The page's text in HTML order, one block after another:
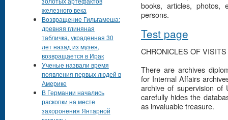
books, articles, photos,
persons.
Test page
CHRONICLES OF
There are archives
for Internal Affairs
archive of supervision of
carefully hides the
as invaluable treasure.
железного века
Возвращение Гильгамеша:
древняя глиняная
табличка, украденная 30
лет назад из музея,
возвращается в Ирак
Ученые назвали время
появления первых людей в
Америке
В Германии начались
раскопки на месте
захоронения Янтарной